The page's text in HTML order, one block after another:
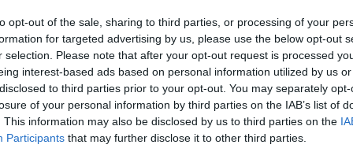
opt-out of the sale, sharing to third parties, or processing of your
for targeted advertising by us, please use the below opt-out
selection. Please note that after your opt-out request is processed
interest-based ads based on personal information utilized by us
to third parties prior to your opt-out. You may separately
of your personal information by third parties on the IAB’s list of
This information may also be disclosed by us to third parties on the
Participants that may further disclose it to other third parties.
della tesi quindi sarebbe stato l’alibi
Stasi e Abbate per sgomberare il campo
suggestioni spiega: “Dalle 9.35,
al computer, fino alle 12.20 è lì –
nella relazione dei RIS del 2007 veniva